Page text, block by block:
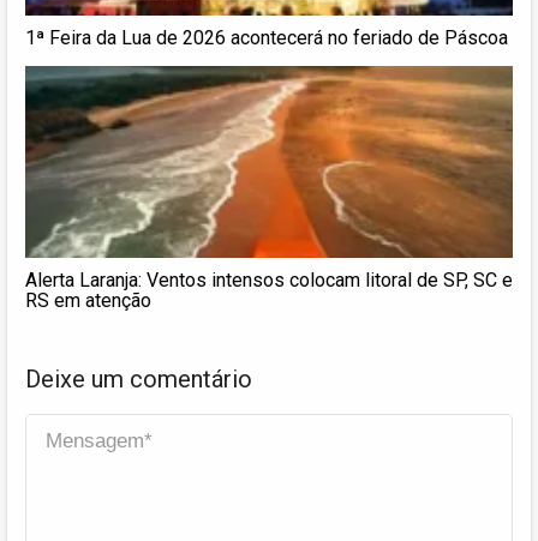
1ª Feira da Lua de 2026 acontecerá no feriado de Páscoa
Alerta Laranja: Ventos intensos colocam litoral de SP, SC e
RS em atenção
Deixe um comentário